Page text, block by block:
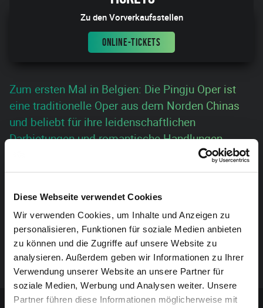
Diese Webseite verwendet Cookies
Wir verwenden Cookies, um Inhalte und Anzeigen zu
personalisieren, Funktionen für soziale Medien anbieten
zu können und die Zugriffe auf unsere Website zu
analysieren. Außerdem geben wir Informationen zu Ihrer
Verwendung unserer Website an unsere Partner für
soziale Medien, Werbung und Analysen weiter. Unsere
Partner führen diese Informationen möglicherweise mit
Zu den Vorverkaufsstellen
ONLINE-TICKETS
Zum ersten Mal in Belgien: Die Pingju Oper ist
eine traditionelle Oper aus dem Norden Chinas
und beliebt für ihre leidenschaftlichen
Darbietungen und romantische Handlungen.
35 Schauspieler, Sänger und Musiker der
zum ersten Mal in Belgien zwei Auszüge aus „Blumen
als Verkupplerin“ und „Die Verteidigung des Bao
Zhang“ spielen.
In Kooperation mit der Compagnie Irene K.
Sponsoren-Inhalt